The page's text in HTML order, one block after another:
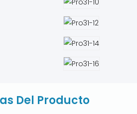
Del Producto